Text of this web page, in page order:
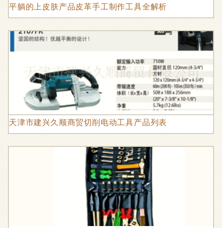
平躺的上皮肤产品皮革手工制作工具全解析
天津市建兴久顺商贸切削电动工具产品列表